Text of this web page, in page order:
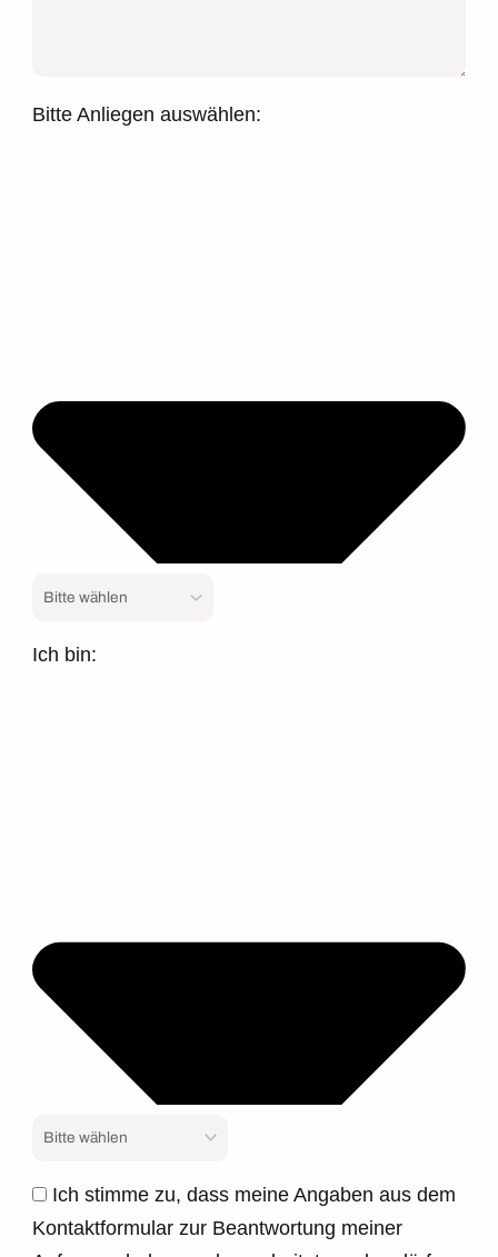
Bitte Anliegen auswählen:
Ich bin:
Ich stimme zu, dass meine Angaben aus dem
Kontaktformular zur Beantwortung meiner